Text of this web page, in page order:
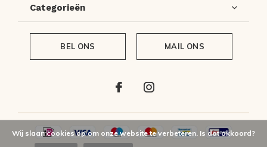
Categorieën
BEL ONS MAIL ONS
Wij slaan cookies op om onze website te verbeteren. Is dat akkoord?